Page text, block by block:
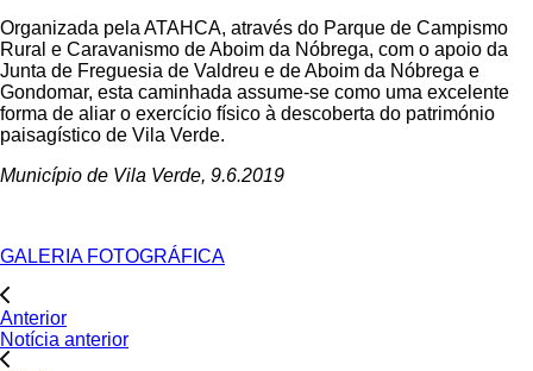
Organizada pela ATAHCA, através do Parque de Campismo
Rural e Caravanismo de Aboim da Nóbrega, com o apoio da
Junta de Freguesia de Valdreu e de Aboim da Nóbrega e
Gondomar, esta caminhada assume-se como uma excelente
forma de aliar o exercício físico à descoberta do património
paisagístico de Vila Verde.
Município de Vila Verde, 9.6.2019
GALERIA FOTOGRÁFICA
Anterior
Notícia anterior